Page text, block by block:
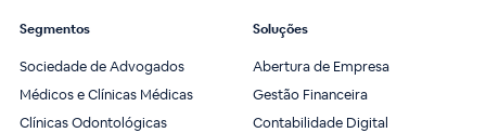
Segmentos
Sociedade de Advogados
Médicos e Clínicas Médicas
Clínicas Odontológicas
Soluções
Abertura de Empresa
Gestão Financeira
Contabilidade Digital